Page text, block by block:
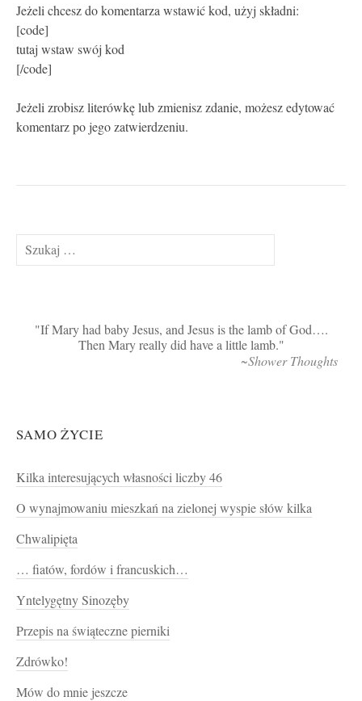
Jeżeli chcesz do komentarza wstawić kod, użyj składni:
[code]
tutaj wstaw swój kod
[/code]
Jeżeli zrobisz literówkę lub zmienisz zdanie, możesz edytować
komentarz po jego zatwierdzeniu.
Szukaj:
If Mary had baby Jesus, and Jesus is the lamb of God….
Then Mary really did have a little lamb.
~Shower Thoughts
SAMO ŻYCIE
Kilka interesujących własności liczby 46
O wynajmowaniu mieszkań na zielonej wyspie słów kilka
Chwalipięta
… fiatów, fordów i francuskich…
Yntelygętny Sinozęby
Przepis na świąteczne pierniki
Zdrówko!
Mów do mnie jeszcze